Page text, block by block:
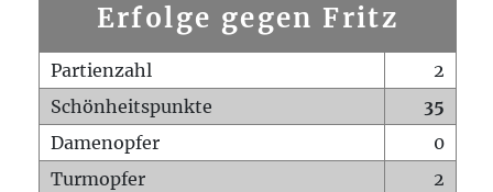
Erfolge gegen Fritz
Partienzahl
2
Schönheitspunkte
35
Damenopfer
0
Turmopfer
2